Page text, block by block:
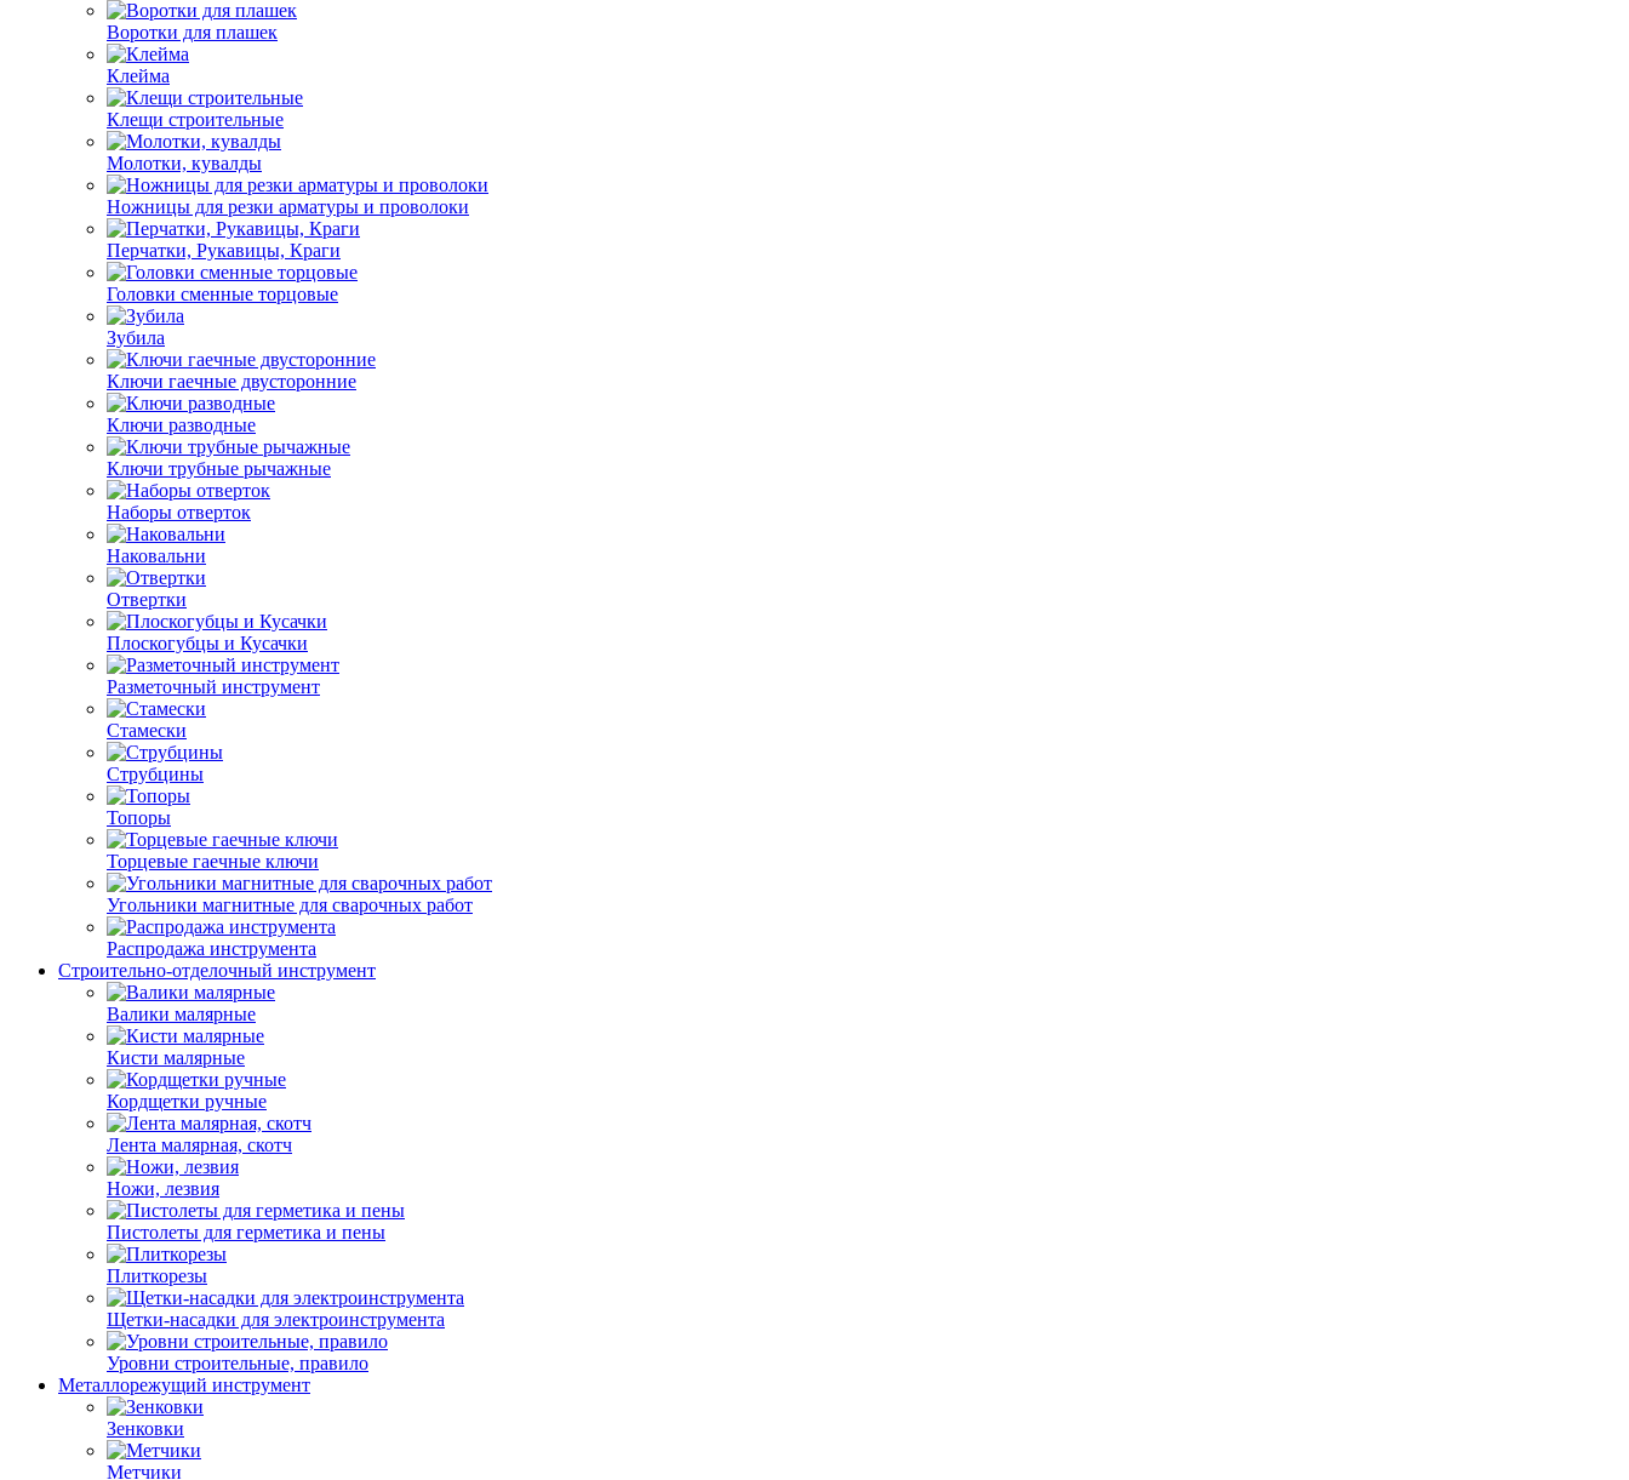
Воротки для плашек
Клейма
Клещи строительные
Молотки, кувалды
Ножницы для резки арматуры и проволоки
Перчатки, Рукавицы, Краги
Головки сменные торцовые
Зубила
Ключи гаечные двусторонние
Ключи разводные
Ключи трубные рычажные
Наборы отверток
Наковальни
Отвертки
Плоскогубцы и Кусачки
Разметочный инструмент
Стамески
Струбцины
Топоры
Торцевые гаечные ключи
Угольники магнитные для сварочных работ
Распродажа инструмента
Строительно-отделочный инструмент
Валики малярные
Кисти малярные
Кордщетки ручные
Лента малярная, скотч
Ножи, лезвия
Пистолеты для герметика и пены
Плиткорезы
Щетки-насадки для электроинструмента
Уровни строительные, правило
Металлорежущий инструмент
Зенковки
Метчики